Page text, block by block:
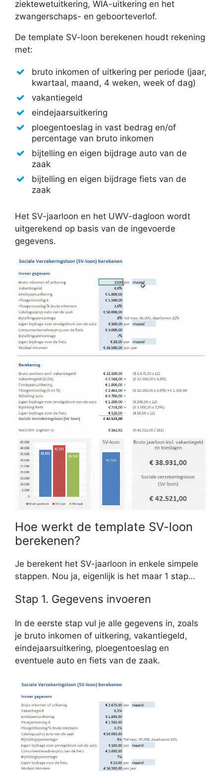
ziektewetuitkering, WIA-uitkering en het
zwangerschaps- en geboorteverlof.
De template SV-loon berekenen houdt rekening
met:
bruto inkomen of uitkering per periode (jaar,
kwartaal, maand, 4 weken, week of dag)
vakantiegeld
eindejaarsuitkering
ploegentoeslag in vast bedrag en/of
percentage van bruto inkomen
bijtelling en eigen bijdrage auto van de
zaak
bijtelling en eigen bijdrage fiets van de
zaak
Het SV-jaarloon en het UWV-dagloon wordt
uitgerekend op basis van de ingevoerde
gegevens.
Hoe werkt de template SV-loon
berekenen?
Je berekent het SV-jaarloon in enkele simpele
stappen. Nou ja, eigenlijk is het maar 1 stap…
Stap 1. Gegevens invoeren
In de eerste stap vul je alle gegevens in, zoals
je bruto inkomen of uitkering, vakantiegeld,
eindejaarsuitkering, ploegentoeslag en
eventuele auto en fiets van de zaak.